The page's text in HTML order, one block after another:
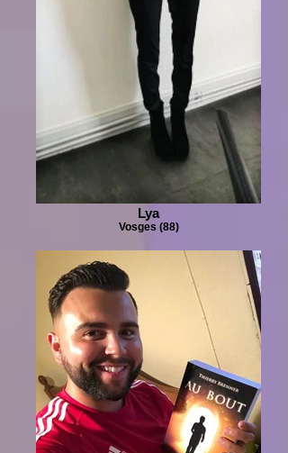
Lya
Vosges (88)